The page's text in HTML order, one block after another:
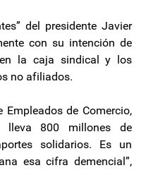
del presidente Javier
con su intención de
la caja sindical y los
no afiliados.
Empleados de Comercio,
lleva 800 millones de
solidarios. Es un
esa cifra demencial”,